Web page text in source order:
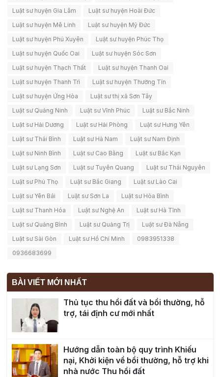
Luật sư huyện Gia Lâm
Luật sư huyện Hoài Đức
Luật sư huyện Mê Linh
Luật sư huyện Mỹ Đức
Luật sư huyện Phú Xuyên
Luật sư huyện Phúc Thọ
Luật sư huyện Quốc Oai
Luật sư huyện Sóc Sơn
Luật sư huyện Thạch Thất
Luật sư huyện Thanh Oai
Luật sư huyện Thanh Trì
Luật sư huyện Thường Tín
Luật sư huyện Ứng Hòa
Luật sư thị xã Sơn Tây
Luật sư Quảng Ninh
Luật sư Vĩnh Phúc
Luật sư Bắc Ninh
Luật sư Hải Dương
Luật sư Hải Phòng
Luật sư Hưng Yên
Luật sư Thái Bình
Luật sư Hà Nam
Luật sư Nam Định
Luật sư Ninh Bình
Luật sư Cao Bằng
Luật sư Bắc Kạn
Luật sư Lạng Sơn
Luật sư Tuyên Quang
Luật sư Thái Nguyên
Luật sư Phú Thọ
Luật sư Bắc Giang
Luật sư Lào Cai
Luật sư Yên Bái
Luật sư Sơn La
Luật sư Hòa Bình
Luật sư Thanh Hóa
Luật sư Nghệ An
Luật sư Hà Tĩnh
Luật sư Quảng Bình
Luật sư Quảng Trị
Luật sư Đà Nẵng
Luật sư Sài Gòn
Luật sư Hồ Chí Minh
0983951338
0936683699
BÀI VIẾT MỚI NHẤT
Thủ tục thu hồi đất và bồi thường, hỗ
trợ, tái định cư mới nhất
Hướng dẫn toàn bộ quy trình Khiếu
nại, Khởi kiện về bồi thường, hỗ trợ khi
nhà nước Thu hồi đất